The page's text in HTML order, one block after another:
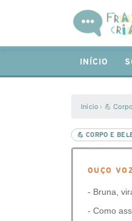
INÍCIO
Início › 💪
💪 CORPO E
OUÇO
- Bruna,
- Como